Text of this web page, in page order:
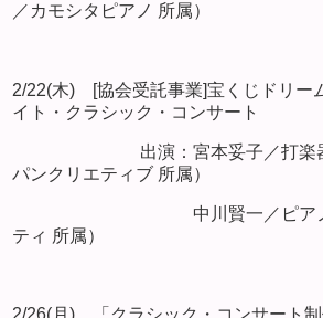
／カモシタピアノ 所属）
2/22(木) [協会受託事業]宝くじドリー
イト・クラシック・コンサート
出演：宮本妥子／打楽器・
パンクリエティブ 所属）
中川賢一／ピアノ（ア
ティ 所属）